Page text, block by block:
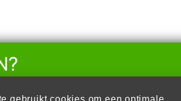
nieuwe trainingen op de hoogte
gebruikt cookies om een optimale